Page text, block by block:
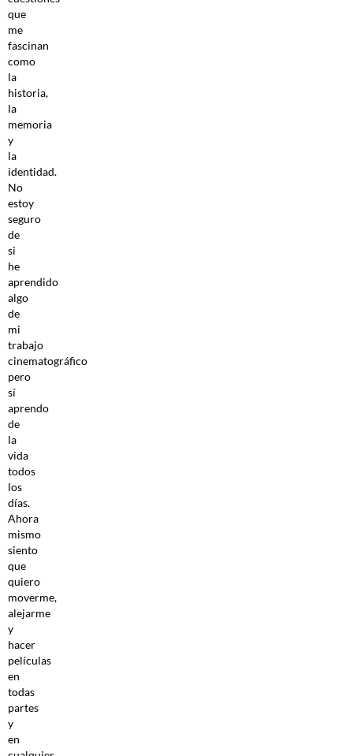
que
me
fascinan
como
la
historia,
la
memoria
y
la
identidad.
No
estoy
seguro
de
si
he
aprendido
algo
de
mi
trabajo
cinematográfico
pero
sí
aprendo
de
la
vida
todos
los
días.
Ahora
mismo
siento
que
quiero
moverme,
alejarme
y
hacer
películas
en
todas
partes
y
en